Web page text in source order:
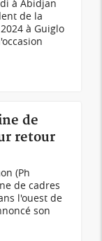
à Abidjan
de la
à Guiglo
de
retour
(Ph
de cadres
l'ouest de
son